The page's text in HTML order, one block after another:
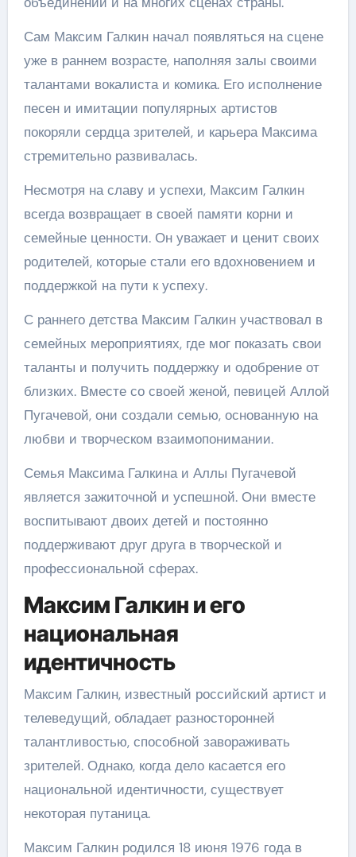
Сам Максим Галкин начал появляться на сцене
уже в раннем возрасте, наполняя залы своими
талантами вокалиста и комика. Его исполнение
песен и имитации популярных артистов
покоряли сердца зрителей, и карьера Максима
стремительно развивалась.
Несмотря на славу и успехи, Максим Галкин
всегда возвращает в своей памяти корни и
семейные ценности. Он уважает и ценит своих
родителей, которые стали его вдохновением и
поддержкой на пути к успеху.
С раннего детства Максим Галкин участвовал в
семейных мероприятиях, где мог показать свои
таланты и получить поддержку и одобрение от
близких. Вместе со своей женой, певицей Аллой
Пугачевой, они создали семью, основанную на
любви и творческом взаимопонимании.
Семья Максима Галкина и Аллы Пугачевой
является зажиточной и успешной. Они вместе
воспитывают двоих детей и постоянно
поддерживают друг друга в творческой и
профессиональной сферах.
Максим Галкин и его
национальная
идентичность
Максим Галкин, известный российский артист и
телеведущий, обладает разносторонней
талантливостью, способной завораживать
зрителей. Однако, когда дело касается его
национальной идентичности, существует
некоторая путаница.
Максим Галкин родился 18 июня 1976 года в